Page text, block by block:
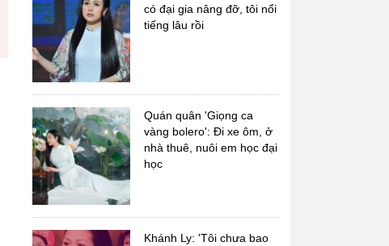
có đại gia nâng đỡ, tôi nổi
tiếng lâu rồi
Quán quân 'Giọng ca
vàng bolero': Đi xe ôm, ở
nhà thuê, nuôi em học đại
học
Khánh Ly: 'Tôi chưa bao